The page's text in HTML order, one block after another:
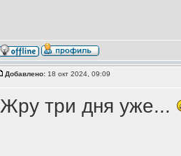
Добавлено:18 окт 2024, 09:09
Жру три дня уже...